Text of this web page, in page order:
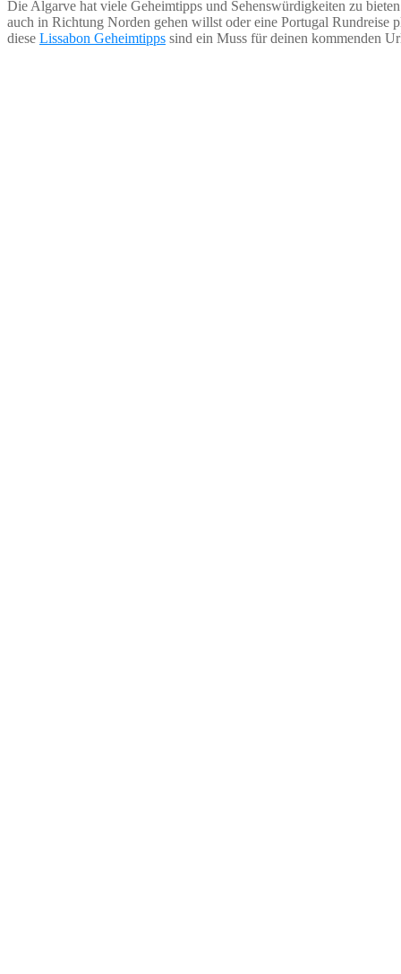
Die Algarve hat viele Geheimtipps und Sehenswürdigkeiten zu
auch in Richtung Norden gehen willst oder eine Portugal Rundreise
diese Lissabon Geheimtipps sind ein Muss für deinen kommenden